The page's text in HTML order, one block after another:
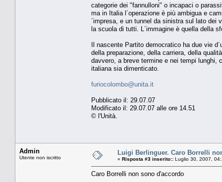
categorie dei "fannulloni" o incapaci o
ma in Italia l´operazione è più ambigua e
´impresa, e un tunnel da sinistra sul lato dei
la scuola di tutti. L´immagine è quella della
Il nascente Partito democratico ha due vie
della preparazione, della carriera, della
davvero, a breve termine e nei tempi lunghi,
italiana sia dimenticato.
furiocolombo@unita.it
Pubblicato il: 29.07.07
Modificato il: 29.07.07 alle ore 14.51
© l'Unità.
Admin
Utente non iscritto
Luigi Berlinguer. Caro Borrelli
« Risposta #3 inserito:: Luglio 30, 2007,
Caro Borrelli non sono d'accordo